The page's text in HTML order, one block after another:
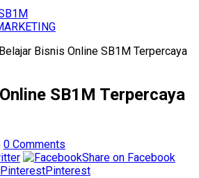
Belajar Bisnis Online SB1M Terpercaya
SB1M Terpercaya
0 Comments
Share on Facebook
Pinterest